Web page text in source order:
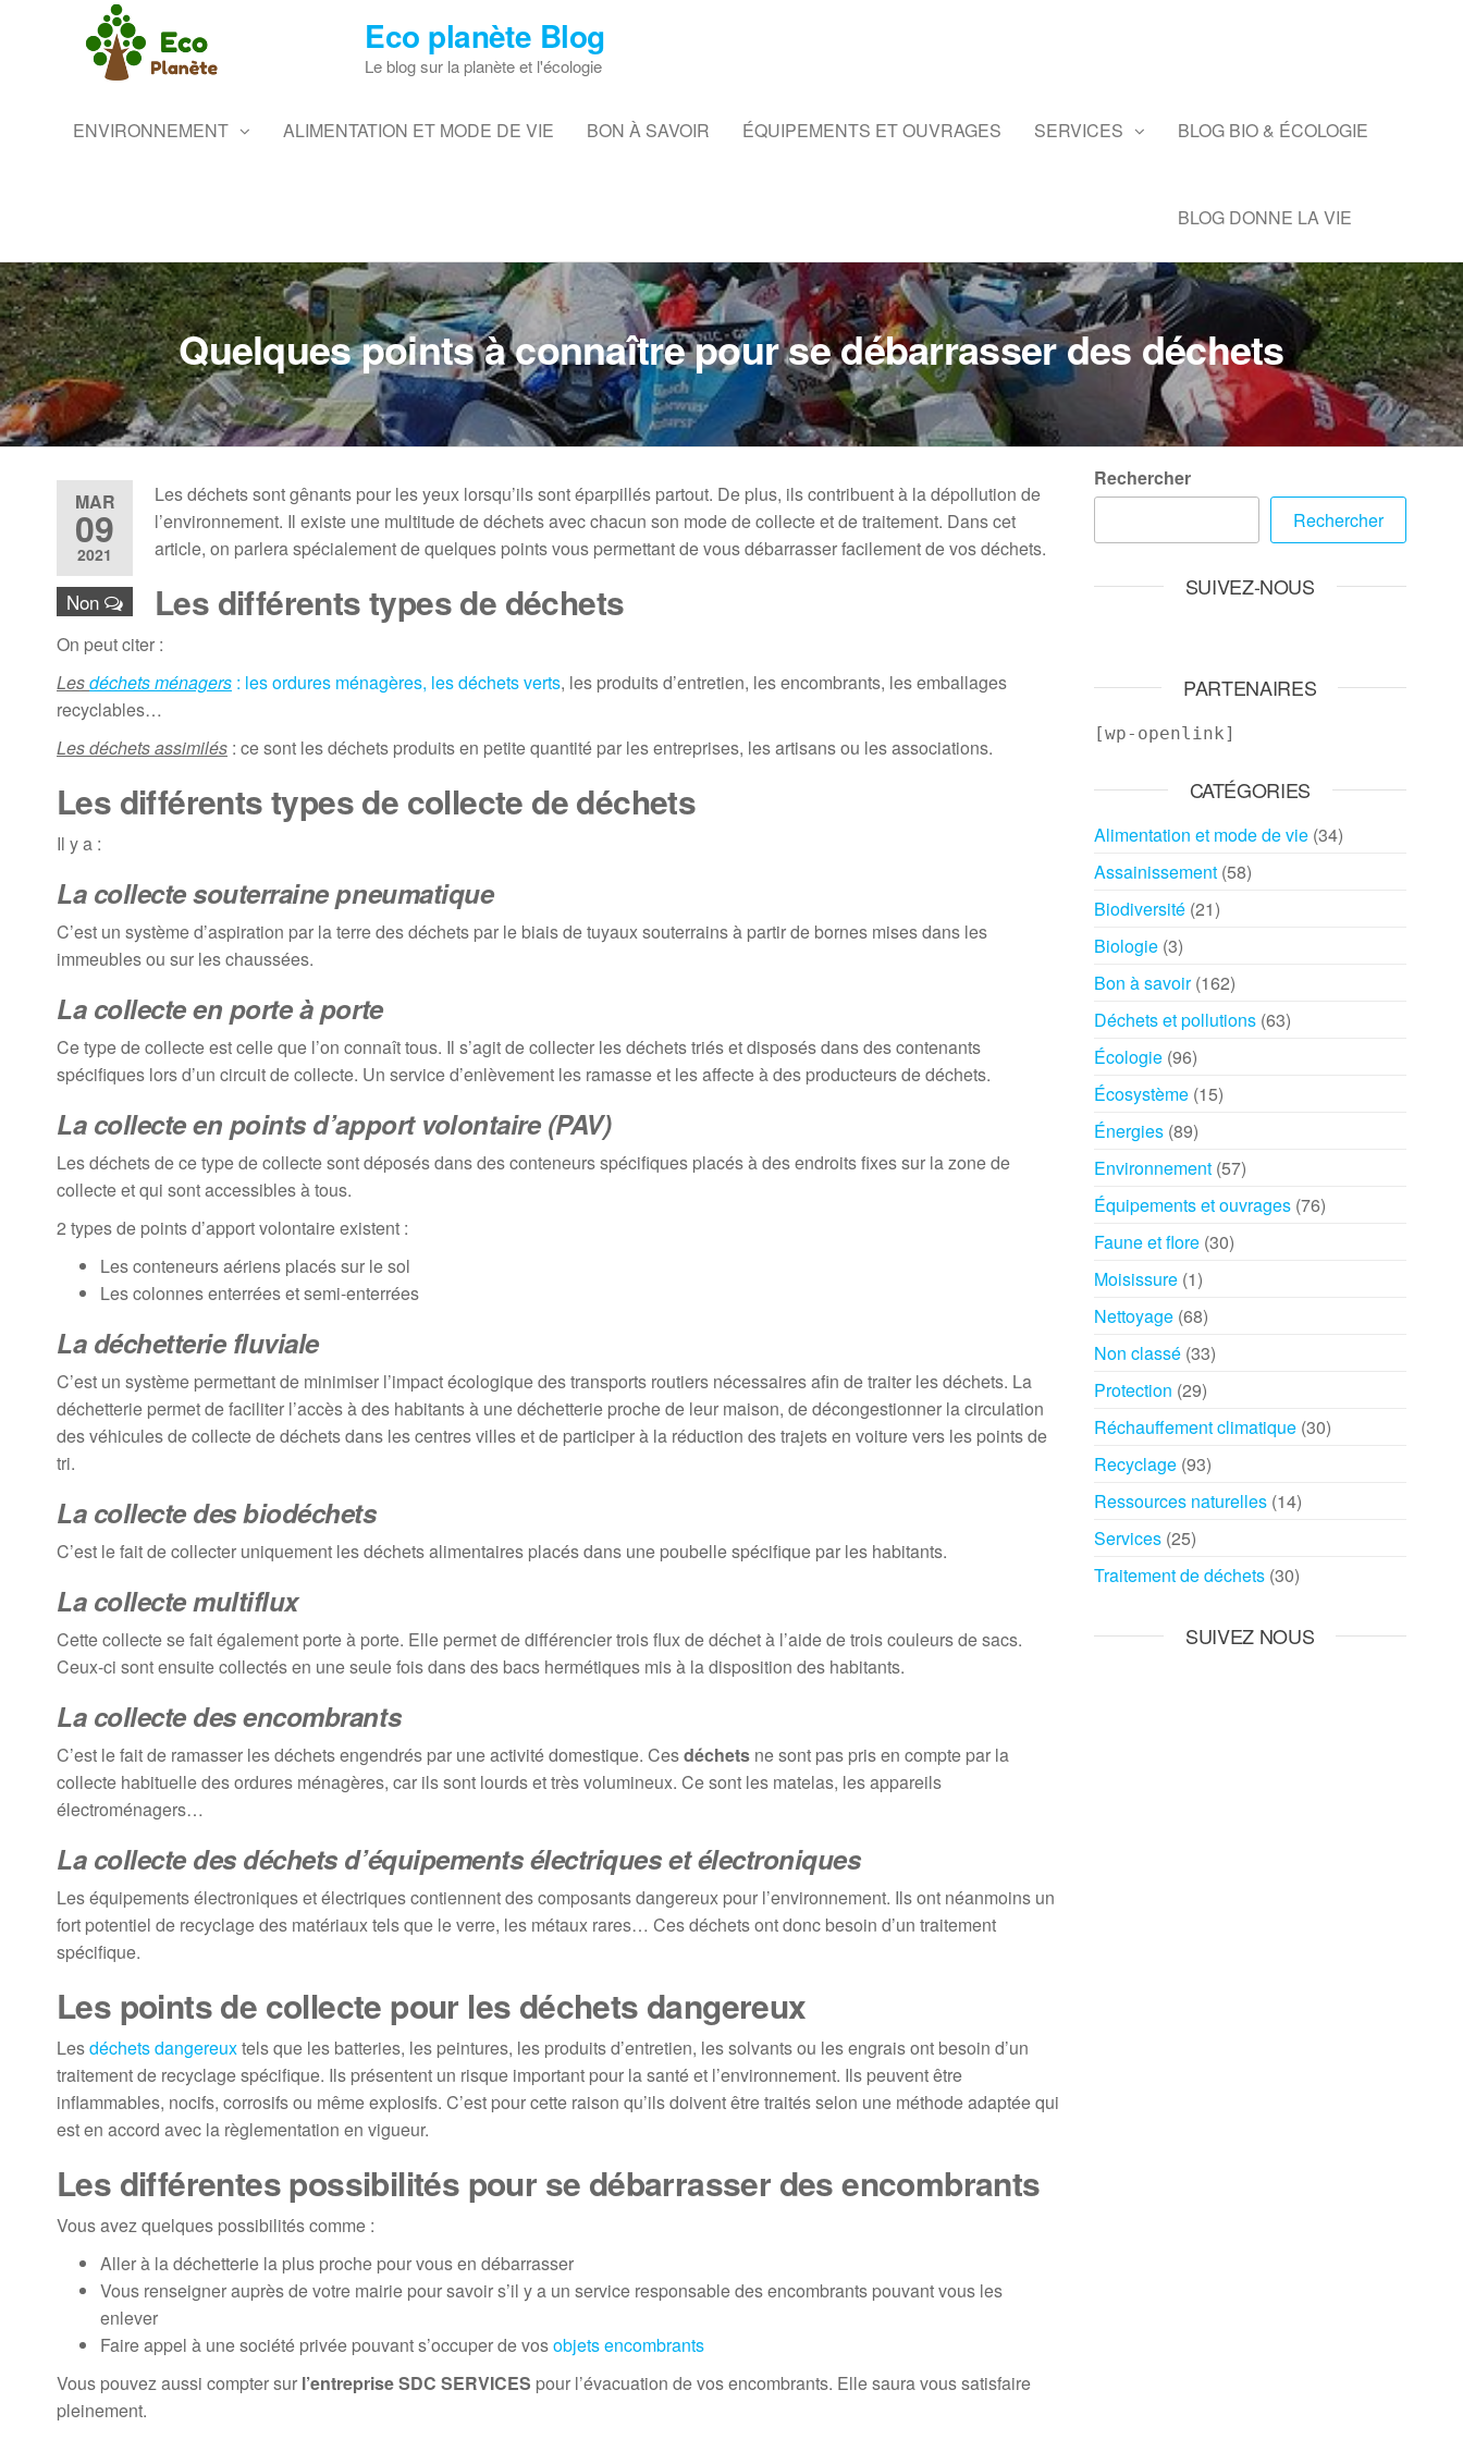
Eco planète Blog
Le blog sur la planète et l'écologie
ENVIRONNEMENT ALIMENTATION ET MODE DE VIE BON À SAVOIR ÉQUIPEMENTS ET OUVRAGES SERVICES BLOG BIO & ÉCOLOGIE
BLOG DONNE LA VIE
Quelques points à connaître pour se débarrasser des déchets
MAR
09
2021
Non
Les déchets sont gênants pour les yeux lorsqu’ils sont éparpillés partout. De plus, ils contribuent à la dépollution de
l’environnement. Il existe une multitude de déchets avec chacun son mode de collecte et de traitement. Dans cet
article, on parlera spécialement de quelques points vous permettant de vous débarrasser facilement de vos déchets.
Les différents types de déchets
On peut citer :
Lesdéchets ménagers : les ordures ménagères, les déchets verts, les produits d’entretien, les encombrants, les emballages
recyclables…
Les déchets assimilés : ce sont les déchets produits en petite quantité par les entreprises, les artisans ou les associations.
Les différents types de collecte de déchets
Il y a :
La collecte souterraine pneumatique
C’est un système d’aspiration par la terre des déchets par le biais de tuyaux souterrains à partir de bornes mises dans les
immeubles ou sur les chaussées.
La collecte en porte à porte
Ce type de collecte est celle que l’on connaît tous. Il s’agit de collecter les déchets triés et disposés dans des contenants
spécifiques lors d’un circuit de collecte. Un service d’enlèvement les ramasse et les affecte à des producteurs de déchets.
La collecte en points d’apport volontaire (PAV)
Les déchets de ce type de collecte sont déposés dans des conteneurs spécifiques placés à des endroits fixes sur la zone de
collecte et qui sont accessibles à tous.
2 types de points d’apport volontaire existent :
Les conteneurs aériens placés sur le sol
Les colonnes enterrées et semi-enterrées
La déchetterie fluviale
C’est un système permettant de minimiser l’impact écologique des transports routiers nécessaires afin de traiter les déchets. La
déchetterie permet de faciliter l’accès à des habitants à une déchetterie proche de leur maison, de décongestionner la circulation
des véhicules de collecte de déchets dans les centres villes et de participer à la réduction des trajets en voiture vers les points de
tri.
La collecte des biodéchets
C’est le fait de collecter uniquement les déchets alimentaires placés dans une poubelle spécifique par les habitants.
La collecte multiflux
Cette collecte se fait également porte à porte. Elle permet de différencier trois flux de déchet à l’aide de trois couleurs de sacs.
Ceux-ci sont ensuite collectés en une seule fois dans des bacs hermétiques mis à la disposition des habitants.
La collecte des encombrants
C’est le fait de ramasser les déchets engendrés par une activité domestique. Cesdéchets ne sont pas pris en compte par la
collecte habituelle des ordures ménagères, car ils sont lourds et très volumineux. Ce sont les matelas, les appareils
électroménagers…
La collecte des déchets d’équipements électriques et électroniques
Les équipements électroniques et électriques contiennent des composants dangereux pour l’environnement. Ils ont néanmoins un
fort potentiel de recyclage des matériaux tels que le verre, les métaux rares… Ces déchets ont donc besoin d’un traitement
spécifique.
Les points de collecte pour les déchets dangereux
Lesdéchets dangereuxtels que les batteries, les peintures, les produits d’entretien, les solvants ou les engrais ont besoin d’un
traitement de recyclage spécifique. Ils présentent un risque important pour la santé et l’environnement. Ils peuvent être
inflammables, nocifs, corrosifs ou même explosifs. C’est pour cette raison qu’ils doivent être traités selon une méthode adaptée qui
est en accord avec la règlementation en vigueur.
Les différentes possibilités pour se débarrasser des encombrants
Vous avez quelques possibilités comme :
Aller à la déchetterie la plus proche pour vous en débarrasser
Vous renseigner auprès de votre mairie pour savoir s’il y a un service responsable des encombrants pouvant vous les
enlever
Faire appel à une société privée pouvant s’occuper de vosobjets encombrants
Vous pouvez aussi compter sur l’entreprise SDC SERVICES pour l’évacuation de vos encombrants. Elle saura vous satisfaire
pleinement.
Rechercher
Rechercher
SUIVEZ-NOUS
PARTENAIRES
[wp-openlink]
CATÉGORIES
Alimentation et mode de vie(34)
Assainissement(58)
Biodiversité(21)
Biologie(3)
Bon à savoir(162)
Déchets et pollutions(63)
Écologie(96)
Écosystème(15)
Énergies(89)
Environnement(57)
Équipements et ouvrages(76)
Faune et flore(30)
Moisissure(1)
Nettoyage(68)
Non classé(33)
Protection (29)
Réchauffement climatique(30)
Recyclage(93)
Ressources naturelles(14)
Services(25)
Traitement de déchets(30)
SUIVEZ NOUS